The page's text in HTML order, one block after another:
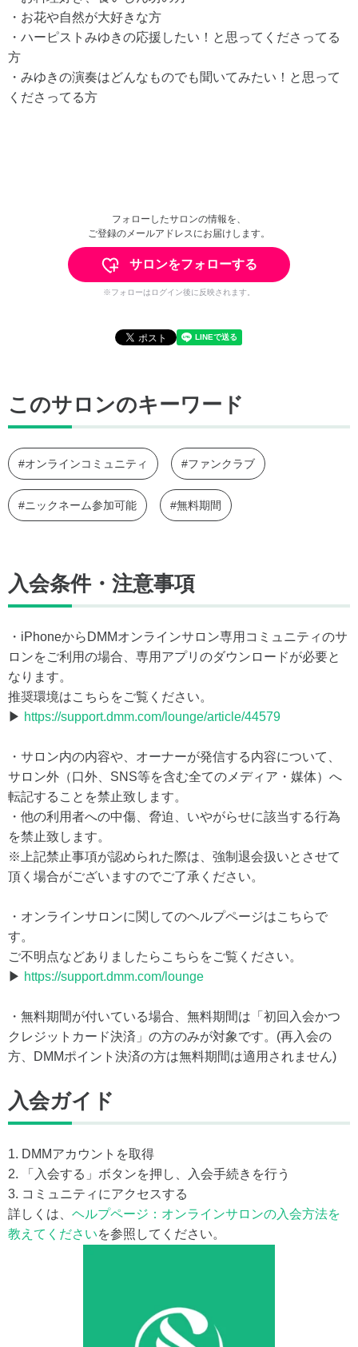
・お花や自然が大好きな方
・ハーピストみゆきの応援したい！と思ってくださってる
方
・みゆきの演奏はどんなものでも聞いてみたい！と思って
くださってる方
フォローしたサロンの情報を、
ご登録のメールアドレスにお届けします。
サロンをフォローする
※フォローはログイン後に反映されます。
このサロンのキーワード
#オンラインコミュニティ #ファンクラブ
#ニックネーム参加可能 #無料期間
入会条件・注意事項
・iPhoneからDMMオンラインサロン専用コミュニティのサ
ロンをご利用の場合、専用アプリのダウンロードが必要と
なります。
推奨環境はこちらをご覧ください。
▶ https://support.dmm.com/lounge/article/44579
・サロン内の内容や、オーナーが発信する内容について、
サロン外（口外、SNS等を含む全てのメディア・媒体）へ
転記することを禁止致します。
・他の利用者への中傷、脅迫、いやがらせに該当する行為
を禁止致します。
※上記禁止事項が認められた際は、強制退会扱いとさせて
頂く場合がございますのでご了承ください。
・オンラインサロンに関してのヘルプページはこちらで
す。
ご不明点などありましたらこちらをご覧ください。
▶ https://support.dmm.com/lounge
・無料期間が付いている場合、無料期間は「初回入会かつ
クレジットカード決済」の方のみが対象です。(再入会の
方、DMMポイント決済の方は無料期間は適用されません)
入会ガイド
1. DMMアカウントを取得
2. 「入会する」ボタンを押し、入会手続きを行う
3. コミュニティにアクセスする
詳しくは、 ヘルプページ：オンラインサロンの入会方法を
教えてくださいを参照してください。